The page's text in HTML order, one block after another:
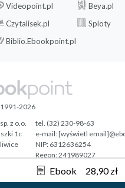
Ebook 28,90 zł
Videopoint.pl
Beya.pl
Czytalisek.pl
Sploty
Biblio.Ebookpoint.pl
Tonik.pl
2026
z o.o.
1c
tel. (32) 230-98-63
e-mail:[wyświetl
NIP: 6312636254
Regon: 241989027